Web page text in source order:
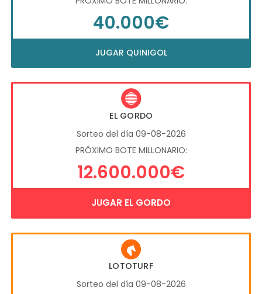
40.000€
JUGAR QUINIGOL
EL GORDO
Sorteo del día 09-08-2026
PRÓXIMO BOTE MILLONARIO:
12.600.000€
JUGAR EL GORDO
LOTOTURF
Sorteo del día 09-08-2026